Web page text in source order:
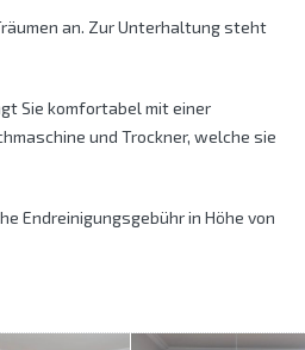
an. Zur Unterhaltung steht
Sie komfortabel mit einer
und Trockner, welche sie
Endreinigungsgebühr in Höhe von